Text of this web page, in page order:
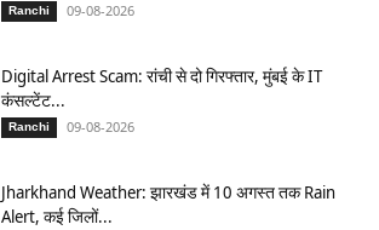
Ranchi 09-08-2026
Digital Arrest Scam: रांची से दो गिरफ्तार, मुंबई के IT
कंसल्टेंट...
Ranchi 09-08-2026
Jharkhand Weather: झारखंड में 10 अगस्त तक Rain
Alert, कई जिलों...